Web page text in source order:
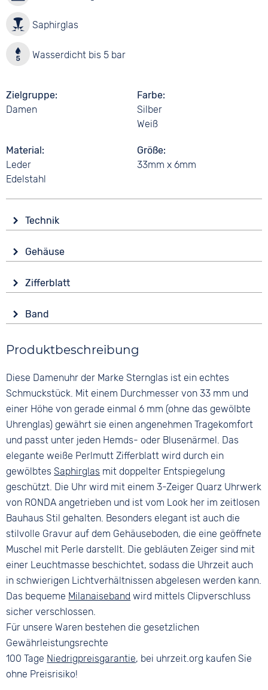
Saphirglas
Wasserdicht bis 5 bar
Zielgruppe
Damen
Farbe
Silber
Weiß
Material
Leder
Edelstahl
Größe
33mm x 6mm
Technik
Batterie (Quarz)
Funktionen
Datumsanzeige
Wasserdicht
5 bar
Gehäuse
Saphirglas
Form
Rund
Material
Farbe
Silber
Zifferblatt
Analog
Perlmutt
Ziffern
Arabisch
Band
Silber
Material
Edelstahl
Bandschließe
Clipverschluss
Produktbeschreibung
Diese Damenuhr der Marke Sternglas ist ein echtes
Schmuckstück. Mit einem Durchmesser von 33 mm und
einer Höhe von gerade einmal 6 mm (ohne das gewölbte
Uhrenglas) gewährt sie einen angenehmen Tragekomfort
und passt unter jeden Hemds- oder Blusenärmel. Das
elegante weiße Perlmutt Zifferblatt wird durch ein
gewölbtesSaphirglas mit doppelter Entspiegelung
geschützt. Die Uhr wird mit einem 3-Zeiger Quarz Uhrwerk
von RONDA angetrieben und ist vom Look her im zeitlosen
Bauhaus Stil gehalten. Besonders elegant ist auch die
stilvolle Gravur auf dem Gehäuseboden, die eine geöffnete
Muschel mit Perle darstellt. Die gebläuten Zeiger sind mit
einer Leuchtmasse beschichtet, sodass die Uhrzeit auch
in schwierigen Lichtverhältnissen abgelesen werden kann.
Das bequeme Milanaiseband wird mittels Clipverschluss
sicher verschlossen.
Für unsere Waren bestehen die gesetzlichen
Gewährleistungsrechte
100 Tage Niedrigpreisgarantie, bei uhrzeit.org kaufen Sie
ohne Preisrisiko!